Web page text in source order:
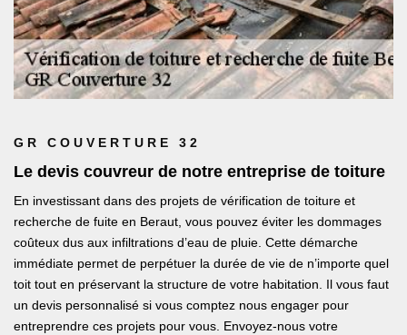
GR COUVERTURE 32
Le devis couvreur de notre entreprise de toiture
En investissant dans des projets de vérification de toiture et
recherche de fuite en Beraut, vous pouvez éviter les dommages
coûteux dus aux infiltrations d’eau de pluie. Cette démarche
immédiate permet de perpétuer la durée de vie de n’importe quel
toit tout en préservant la structure de votre habitation. Il vous faut
un devis personnalisé si vous comptez nous engager pour
entreprendre ces projets pour vous. Envoyez-nous votre